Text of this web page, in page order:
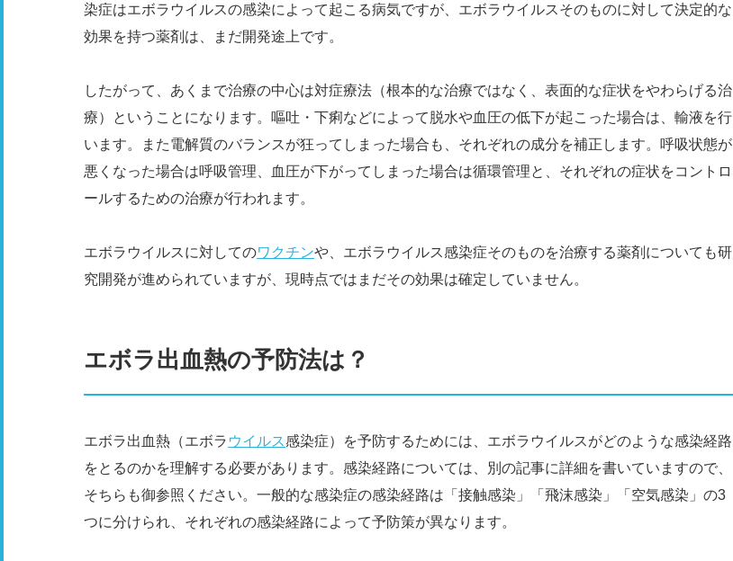
染症はエボラウイルスの感染によって起こる病気ですが、エボラウイルスそのものに対して決定的な
効果を持つ薬剤は、まだ開発途上です。
したがって、あくまで治療の中心は対症療法（根本的な治療ではなく、表面的な症状をやわらげる治
療）ということになります。嘔吐・下痢などによって脱水や血圧の低下が起こった場合は、輸液を行
います。また電解質のバランスが狂ってしまった場合も、それぞれの成分を補正します。呼吸状態が
悪くなった場合は呼吸管理、血圧が下がってしまった場合は循環管理と、それぞれの症状をコントロ
ールするための治療が行われます。
エボラウイルスに対してのワクチンや、エボラウイルス感染症そのものを治療する薬剤についても研
究開発が進められていますが、現時点ではまだその効果は確定していません。
エボラ出血熱の予防法は？
エボラ出血熱（エボラ ウイルス感染症）を予防するためには、エボラウイルスがどのような感染経路
をとるのかを理解する必要があります。感染経路については、別の記事に詳細を書いていますので、
そちらも御参照ください。一般的な感染症の感染経路は「接触感染」「飛沫感染」「空気感染」の3
つに分けられ、それぞれの感染経路によって予防策が異なります。